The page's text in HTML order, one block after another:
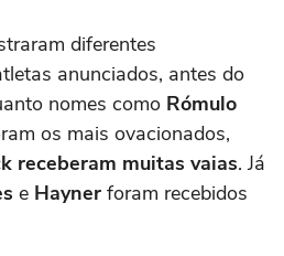
diferentes
anunciados, antes do
nomes como Rómulo
os mais ovacionados,
receberam muitas vaias. Já
e Hayner foram recebidos